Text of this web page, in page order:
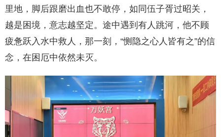
里地，脚后跟磨出血也不敢停，如同伍子胥过昭关，
越是困境，意志越坚定。途中遇到有人跳河，他不顾
疲惫跃入水中救人，那一刻，“恻隐之心人皆有之”的信
念，在困厄中依然未灭。